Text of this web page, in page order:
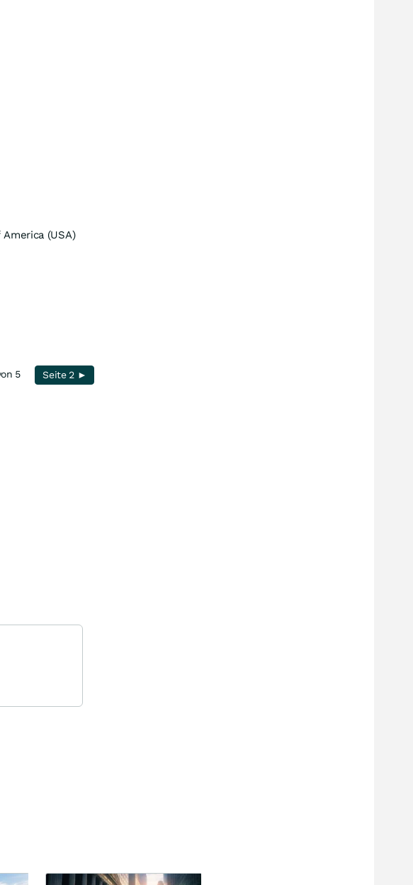
(USA)
5 Seite 2 ►